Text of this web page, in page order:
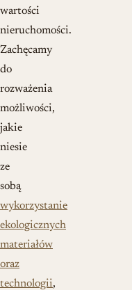
wartości
nieruchomości.
Zachęcamy
do
rozważenia
możliwości,
jakie
niesie
ze
sobą
wykorzystanie
ekologicznych
materiałów
oraz
technologii,